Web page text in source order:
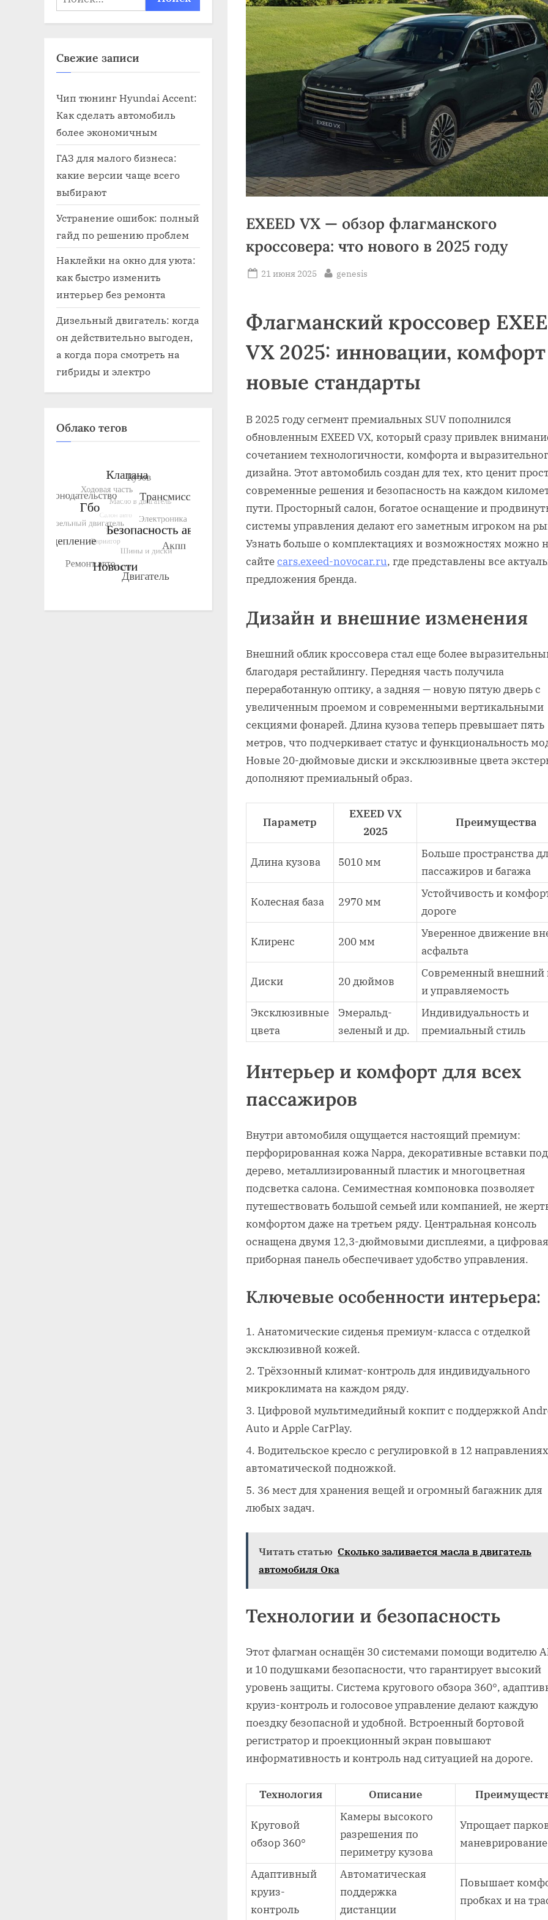
EXEED VX — обзор флагманского
кроссовера: что нового в 2025 году
Posted
21 июня 2025 By
genesis
Флагманский кроссовер
VX 2025: инновации,
новые стандарты
В 2025 году сегмент премиальных SUV пополнился
обновленным EXEED VX, который сразу привлек
сочетанием технологичности, комфорта и
дизайна. Этот автомобиль создан для тех, кто ценит
современные решения и безопасность на каждом
пути. Просторный салон, богатое оснащение и
системы управления делают его заметным игроком на
Узнать больше о комплектациях и возможностях можно
сайтеcars.exeed-novocar.ru, где представлены все
предложения бренда.
Дизайн и внешние изменения
Внешний облик кроссовера стал еще более
благодаря рестайлингу. Передняя часть получила
переработанную оптику, а задняя — новую пятую дверь с
увеличенным проемом и современными вертикальными
секциями фонарей. Длина кузова теперь превышает пять
метров, что подчеркивает статус и функциональность
Новые 20-дюймовые диски и эксклюзивные цвета
дополняют премиальный образ.
Параметр
EXEED VX
2025
Преимущества
Длина кузова 5010 мм
Больше пространства
пассажиров и багажа
Колесная база 2970 мм
Устойчивость и
дороге
Клиренс 200 мм
Уверенное движение
асфальта
Диски 20 дюймов
Современный внешний
и управляемость
Эксклюзивные
цвета
Эмеральд-
зеленый и др.
Индивидуальность и
премиальный стиль
Интерьер и комфорт для всех
пассажиров
Внутри автомобиля ощущается настоящий премиум:
перфорированная кожа Nappa, декоративные вставки под
дерево, металлизированный пластик и многоцветная
подсветка салона. Семиместная компоновка позволяет
путешествовать большой семьей или компанией, не
комфортом даже на третьем ряду. Центральная консоль
оснащена двумя 12,3-дюймовыми дисплеями, а цифровая
приборная панель обеспечивает удобство управления.
Ключевые особенности интерьера:
Анатомические сиденья премиум-класса с отделкой
эксклюзивной кожей.
Трёхзонный климат-контроль для индивидуального
микроклимата на каждом ряду.
Цифровой мультимедийный кокпит с поддержкой
Auto и Apple CarPlay.
Водительское кресло с регулировкой в 12
автоматической подножкой.
36 мест для хранения вещей и огромный багажник для
любых задач.
Читать статью Сколько заливается масла в двигатель
автомобиля Ока
Технологии и безопасность
Этот флагман оснащён 30 системами помощи водителю
и 10 подушками безопасности, что гарантирует высокий
уровень защиты. Система кругового обзора 360°,
круиз-контроль и голосовое управление делают каждую
поездку безопасной и удобной. Встроенный бортовой
регистратор и проекционный экран повышают
информативность и контроль над ситуацией на дороге.
Технология Описание
Круговой
обзор 360°
Камеры высокого
разрешения по
периметру кузова
Упрощает
маневрирование
Адаптивный
круиз-
контроль
Автоматическая
поддержка
дистанции
Повышает
пробках и на
Свежие записи
Чип тюнинг Hyundai Accent:
Как сделать автомобиль
более экономичным
ГАЗ для малого бизнеса:
какие версии чаще всего
выбирают
Устранение ошибок: полный
гайд по решению проблем
Наклейки на окно для уюта:
как быстро изменить
интерьер без ремонта
Дизельный двигатель: когда
он действительно выгоден,
а когда пора смотреть на
гибриды и электро
Облако тегов